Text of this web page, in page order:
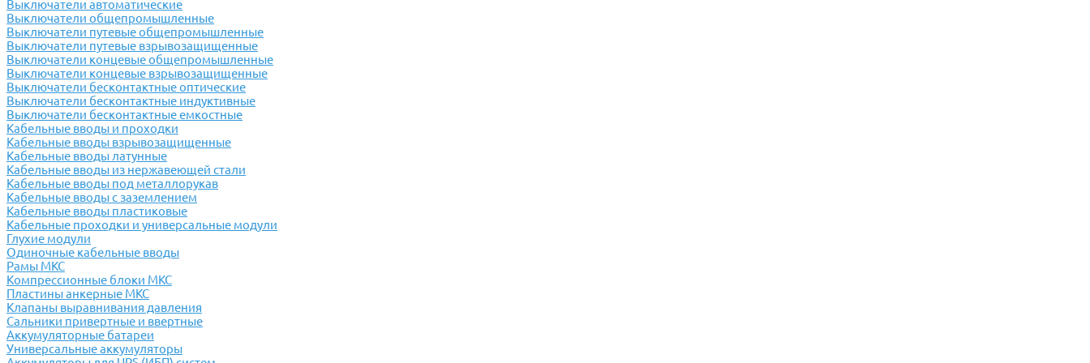
Выключатели автоматические
Выключатели общепромышленные
Выключатели путевые общепромышленные
Выключатели путевые взрывозащищенные
Выключатели концевые общепромышленные
Выключатели концевые взрывозащищенные
Выключатели бесконтактные оптические
Выключатели бесконтактные индуктивные
Выключатели бесконтактные емкостные
Кабельные вводы и проходки
Кабельные вводы взрывозащищенные
Кабельные вводы латунные
Кабельные вводы из нержавеющей стали
Кабельные вводы под металлорукав
Кабельные вводы с заземлением
Кабельные вводы пластиковые
Кабельные проходки и универсальные модули
Глухие модули
Одиночные кабельные вводы
Рамы МКС
Компрессионные блоки МКС
Пластины анкерные МКС
Клапаны выравнивания давления
Сальники привертные и ввертные
Аккумуляторные батареи
Универсальные аккумуляторы